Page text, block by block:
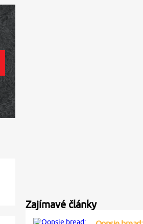
Zajímavé články